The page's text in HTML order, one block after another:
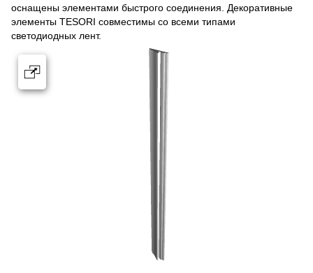
оснащены элементами быстрого соединения. Декоративные
элементы TESORI совместимы со всеми типами
светодиодных лент.